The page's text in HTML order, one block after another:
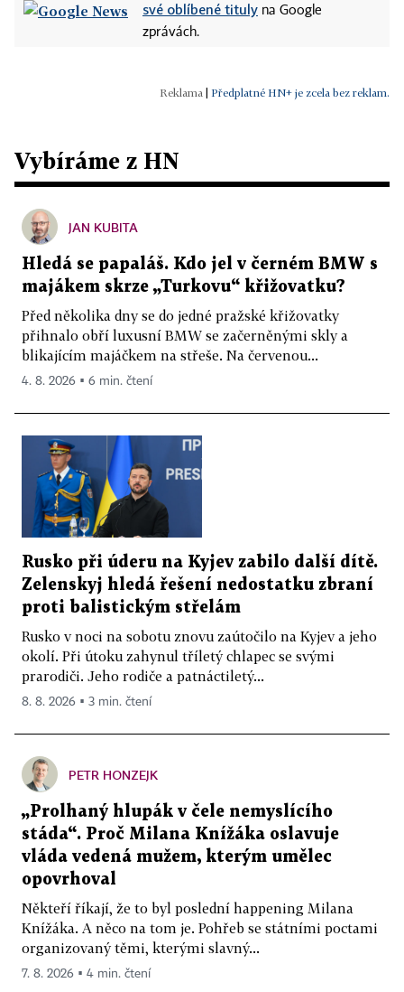
své oblíbené tituly na Google
zprávách.
Předplatné HN+ je zcela bez reklam.
Vybíráme z HN
JAN KUBITA
Hledá se papaláš. Kdo jel v černém BMW s
majákem skrze „Turkovu“ křižovatku?
Před několika dny se do jedné pražské křižovatky
přihnalo obří luxusní BMW se začerněnými skly a
blikajícím majáčkem na střeše. Na červenou...
4. 8. 2026 ▪ 6 min. čtení
Rusko při úderu na Kyjev zabilo další dítě.
Zelenskyj hledá řešení nedostatku zbraní
proti balistickým střelám
Rusko v noci na sobotu znovu zaútočilo na Kyjev a jeho
okolí. Při útoku zahynul tříletý chlapec se svými
prarodiči. Jeho rodiče a patnáctiletý...
8. 8. 2026 ▪ 3 min. čtení
PETR HONZEJK
„Prolhaný hlupák v čele nemyslícího
stáda“. Proč Milana Knížáka oslavuje
vláda vedená mužem, kterým umělec
opovrhoval
Někteří říkají, že to byl poslední happening Milana
Knížáka. A něco na tom je. Pohřeb se státními poctami
organizovaný těmi, kterými slavný...
7. 8. 2026 ▪ 4 min. čtení